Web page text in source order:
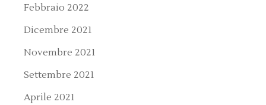
Febbraio 2022
Dicembre 2021
Novembre 2021
Settembre 2021
Aprile 2021